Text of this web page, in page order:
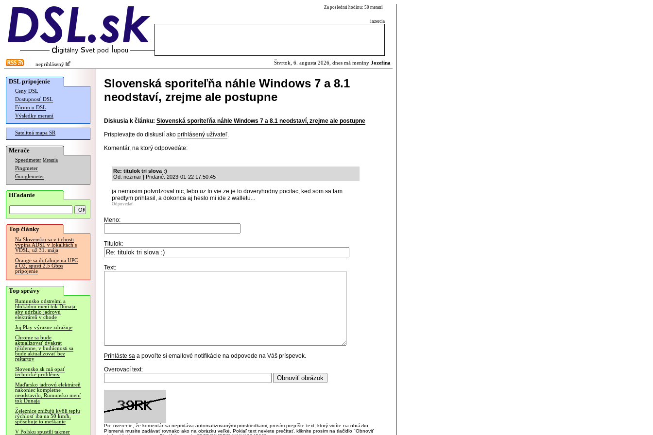
Za poslednú hodinu: 50 meraní
inzercia
neprihlásený Štvrtok, 6. augusta 2026, dnes má meniny Jozefína
DSL pripojenie
Ceny DSL
Dostupnosť DSL
Fórum o DSL
Výsledky meraní
Satelitná mapa SR
Merače
Speedmeter Merania
Pingmeter
Googlemeter
Hľadanie
Top články
Na Slovensku sa v tichosti
vypína ADSL v lokalitách s
VDSL, už 31. mája
Orange sa doťahuje na UPC
a O2, spustí 2.5 Gbps
pripojenie
Top správy
Rumunsko odstrelmi a
blokádou mení tok Dunaja,
aby udržalo jadrovú
elektráreň v chode
Joj Play výrazne zdražuje
Chrome sa bude
aktualizovať dvakrát
týždenne, v budúcnosti sa
bude aktualizovať bez
reštartov
Slovensko.sk má opäť
technické problémy
Maďarsko jadrovú elektráreň
nakoniec kompletne
neodstavilo, Rumunsko mení
tok Dunaja
Železnice znižujú kvôli teplu
rýchlosť iba na 50 km/h,
spôsobuje to meškanie
V Poľsku spustili takmer
Slovenská sporiteľňa náhle Windows 7 a 8.1
neodstaví, zrejme ale postupne
Diskusia k článku: Slovenská sporiteľňa náhle Windows 7 a 8.1 neodstaví, zrejme ale postupne
Prispievajte do diskusií ako prihlásený užívateľ.
Komentár, na ktorý odpovedáte:
Re: titulok tri slova :)
Od: nezmar | Pridané: 2023-01-22 17:50:45
ja nemusim potvrdzovat nic, lebo uz to vie ze je to doveryhodny pocitac, ked som sa tam
predtym prihlasil, a dokonca aj heslo mi ide z walletu...
Odpovedať
Meno:
Titulok:
Text:
Prihláste sa a povoľte si emailové notifikácie na odpovede na Váš príspevok.
Overovací text:
Pre overenie, že komentár sa nepridáva automatizovanými prostriedkami, prosím prepíšte text, ktorý vidíte na obrázku.
Písmená musíte zadávať rovnako ako na obrázku veľké. Pokiaľ text neviete prečítať, kliknite prosím na tlačidlo "Obnoviť